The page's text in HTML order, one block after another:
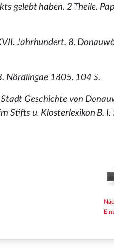
gelebt haben. 2 Theile.
Jahrhundert. 8.
Nördlingae 1805. 104 S.
Geschichte von
Stifts u. Klosterlexikon B. I.